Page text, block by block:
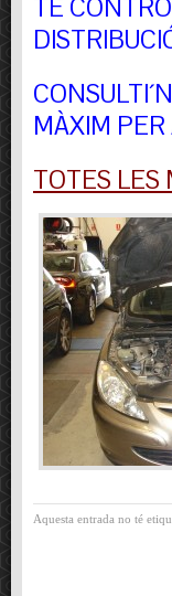
TE
MÀXIM PER
TOTES LES
Aquesta entrada no té